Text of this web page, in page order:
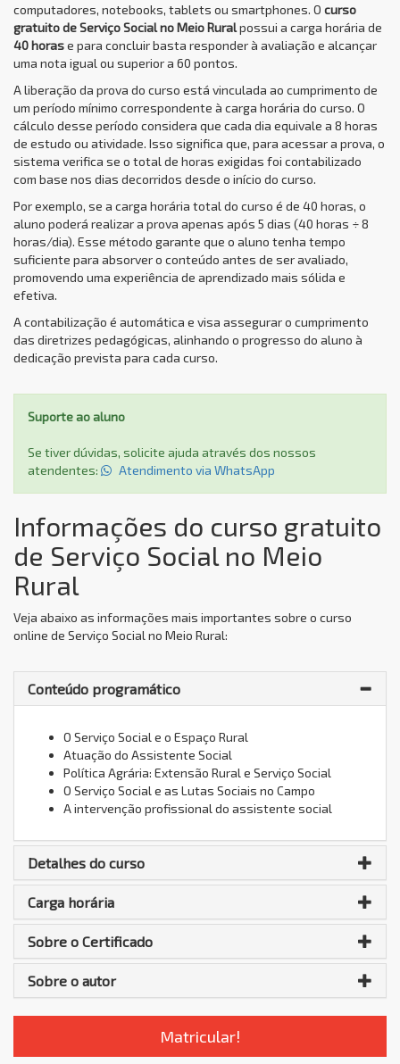
computadores, notebooks, tablets ou smartphones. O curso
gratuito de Serviço Social no Meio Ruralpossui a carga horária de
40 horase para concluir basta responder à avaliação e alcançar
uma nota igual ou superior a 60 pontos.
A liberação da prova do curso está vinculada ao cumprimento de
um período mínimo correspondente à carga horária do curso. O
cálculo desse período considera que cada dia equivale a 8 horas
de estudo ou atividade. Isso significa que, para acessar a prova, o
sistema verifica se o total de horas exigidas foi contabilizado
com base nos dias decorridos desde o início do curso.
Por exemplo, se a carga horária total do curso é de 40 horas, o
aluno poderá realizar a prova apenas após 5 dias (40 horas ÷ 8
horas/dia). Esse método garante que o aluno tenha tempo
suficiente para absorver o conteúdo antes de ser avaliado,
promovendo uma experiência de aprendizado mais sólida e
efetiva.
A contabilização é automática e visa assegurar o cumprimento
das diretrizes pedagógicas, alinhando o progresso do aluno à
dedicação prevista para cada curso.
Suporte ao aluno
Se tiver dúvidas, solicite ajuda através dos nossos
atendentes:
Atendimento via WhatsApp
Informações do curso gratuito
de Serviço Social no Meio
Rural
Veja abaixo as informações mais importantes sobre o curso
online de Serviço Social no Meio Rural:
Conteúdo programático
O Serviço Social e o Espaço Rural
Atuação do Assistente Social
Política Agrária: Extensão Rural e Serviço Social
O Serviço Social e as Lutas Sociais no Campo
A intervenção profissional do assistente social
Detalhes do curso
Carga horária
Sobre o Certificado
Sobre o autor
Matricular!